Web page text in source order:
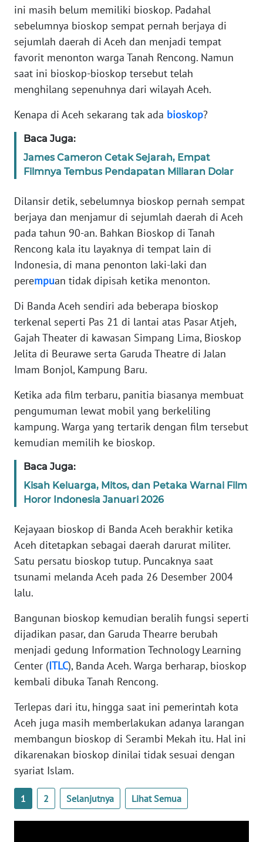
ini masih belum memiliki bioskop. Padahal
sebelumnya bioskop sempat pernah berjaya di
sejumlah daerah di Aceh dan menjadi tempat
favorit menonton warga Tanah Rencong. Namun
saat ini bioskop-bioskop tersebut telah
menghilang sepenuhnya dari wilayah Aceh.
Kenapa di Aceh sekarang tak ada bioskop?
Baca Juga:
James Cameron Cetak Sejarah, Empat
Filmnya Tembus Pendapatan Miliaran Dolar
Dilansir detik, sebelumnya bioskop pernah sempat
berjaya dan menjamur di sejumlah daerah di Aceh
pada tahun 90-an. Bahkan Bioskop di Tanah
Rencong kala itu layaknya di tempat lain di
Indonesia, di mana penonton laki-laki dan
perempuan tidak dipisah ketika menonton.
Di Banda Aceh sendiri ada beberapa bioskop
terkenal seperti Pas 21 di lantai atas Pasar Atjeh,
Gajah Theater di kawasan Simpang Lima, Bioskop
Jelita di Beurawe serta Garuda Theatre di Jalan
Imam Bonjol, Kampung Baru.
Ketika ada film terbaru, panitia biasanya membuat
pengumuman lewat mobil yang berkeliling
kampung. Warga yang tertarik dengan film tersebut
kemudian memilih ke bioskop.
Baca Juga:
Kisah Keluarga, Mitos, dan Petaka Warnai Film
Horor Indonesia Januari 2026
Kejayaan bioskop di Banda Aceh berakhir ketika
Aceh ditetapkan sebagai daerah darurat militer.
Satu persatu bioskop tutup. Puncaknya saat
tsunami melanda Aceh pada 26 Desember 2004
lalu.
Bangunan bioskop kemudian beralih fungsi seperti
dijadikan pasar, dan Garuda Thearre berubah
menjadi gedung Information Technology Learning
Center (ITLC), Banda Aceh. Warga berharap, bioskop
kembali dibuka Tanah Rencong.
Terlepas dari itu, hingga saat ini pemerintah kota
Aceh juga masih memberlakukan adanya larangan
membangun bioskop di Serambi Mekah itu. Hal ini
dikarenakan bioskop dinilai tidak sesuai dengan
syariat Islam.
1 2 Selanjutnya Lihat Semua
TENTANG
KAMI
PEDOMAN
MEDIA
SIBER
REDAKSI
KARIR
Wahana
Regional
WN
SUMUT
WN
JAKARTA
WN
JABAR
WN
BANTEN
WN
WN
KEPRI
WN
PAPUA
WN
PAPUA
BARAT
WN
RIAU
SERAMBI
WN
JAMBI
WN
SULTRA
WN